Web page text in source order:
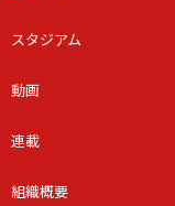
スタジアム
動画
連載
組織概要